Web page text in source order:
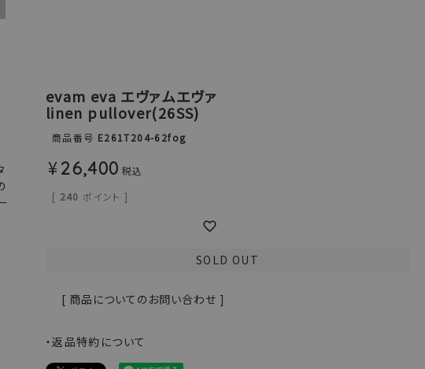
evam eva エヴァムエヴァ
linen pullover(26SS)
商品番号 E261T204-62fog
¥26,400 税込
[ 240 ポイント ]
SOLD OUT
[ 商品についてのお問い合わせ ]
・返品特約について